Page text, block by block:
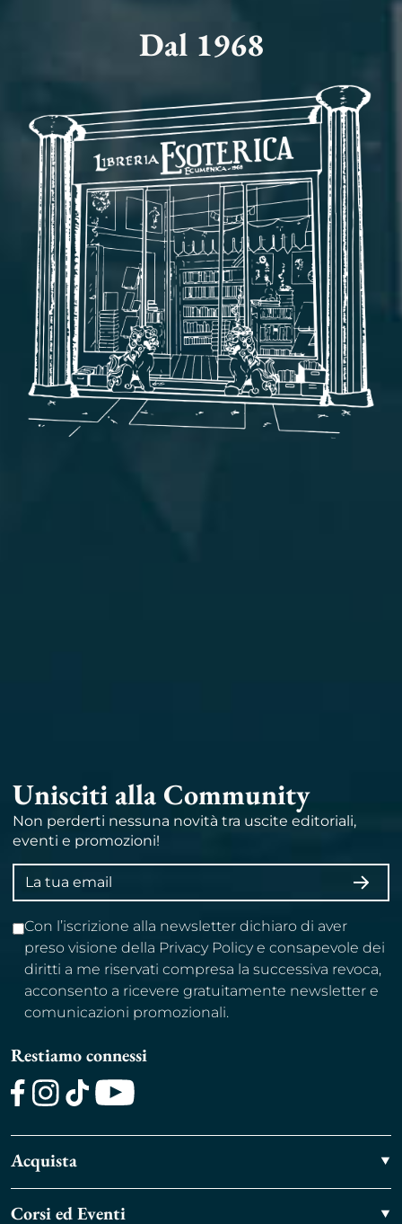
Dal 1968
Unisciti alla Community
Non perderti nessuna novità tra uscite editoriali,
eventi e promozioni!
Indirizzo
email
Con l’iscrizione alla newsletter dichiaro di aver
preso visione della Privacy Policy e consapevole dei
diritti a me riservati compresa la successiva revoca,
acconsento a ricevere gratuitamente newsletter e
comunicazioni promozionali.
Restiamo connessi
Acquista
Corsi ed Eventi